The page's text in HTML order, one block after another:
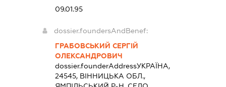
09.01.95
dossier.foundersAndBenef:
ГРАБОВСЬКИЙ СЕРГІЙ
ОЛЕКСАНДРОВИЧ
dossier.founderAddressУКРАЇНА,
24545, ВІННИЦЬКА ОБЛ.,